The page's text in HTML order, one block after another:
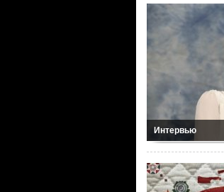
Интервью